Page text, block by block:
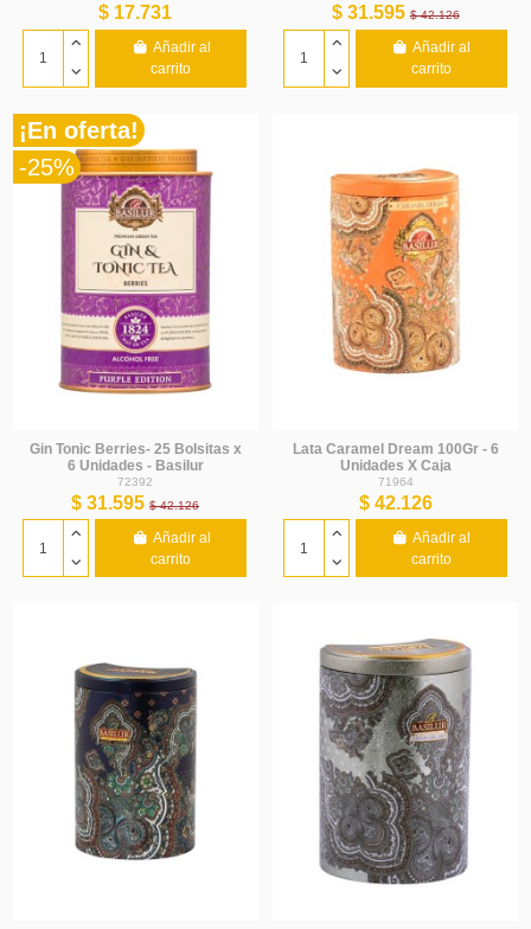
$ 17.731
Añadir al
carrito
$ 31.595$ 42.126
Añadir al
carrito
¡En oferta!
-25%
Gin Tonic Berries- 25 Bolsitas x
6 Unidades - Basilur
72392
$ 31.595$ 42.126
Añadir al
carrito
Lata Caramel Dream 100Gr - 6
Unidades X Caja
71964
$ 42.126
Añadir al
carrito